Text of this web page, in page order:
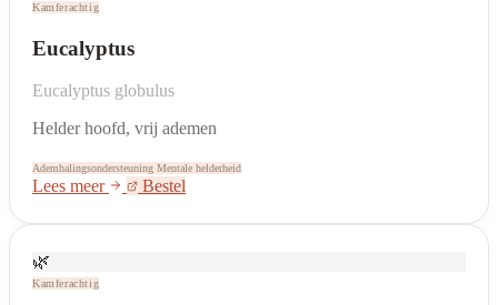
Kamferachtig
Eucalyptus
Eucalyptus globulus
Helder hoofd, vrij ademen
Ademhalingsondersteuning Mentale helderheid
Lees meer Bestel
🌿
Kamferachtig